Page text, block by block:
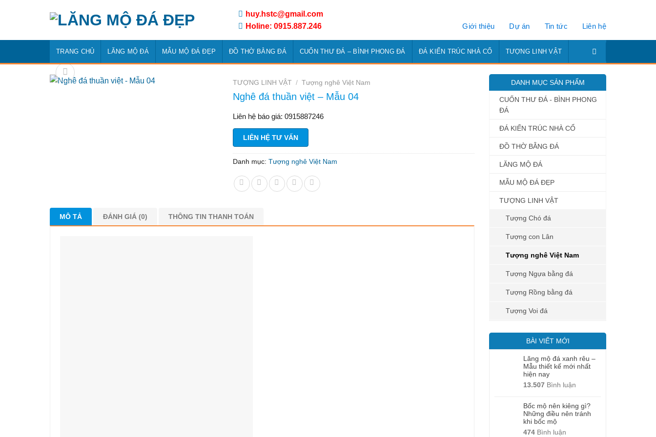
dung
huy.hstc@gmail.com
Holine: 0915.887.246
Giới thiệu Dự án Tin tức Liên hệ
TRANG CHỦ LĂNG MỘ ĐÁ MẪU MỘ ĐÁ ĐẸP ĐỒ THỜ BẰNG ĐÁ CUỐN THƯ ĐÁ – BÌNH PHONG ĐÁ ĐÁ KIẾN TRÚC NHÀ CỔ TƯỢNG LINH VẬT
DANH MỤC SẢN PHẨM
CUỐN THƯ ĐÁ - BÌNH PHONG
ĐÁ
ĐÁ KIẾN TRÚC NHÀ CỔ
ĐỒ THỜ BẰNG ĐÁ
LĂNG MỘ ĐÁ
MẪU MỘ ĐÁ ĐẸP
TƯỢNG LINH VẬT
Tượng Chó đá
Tượng con Lân
Tượng nghê Việt Nam
Tượng Ngựa bằng đá
Tượng Rồng bằng đá
Tượng Voi đá
BÀI VIẾT MỚI
Lăng mộ đá xanh rêu –
Mẫu thiết kế mới nhất
hiện nay
13.507 Bình luận
Bốc mộ nên kiêng gì?
Những điều nên tránh
khi bốc mộ
474 Bình luận
TƯỢNG LINH VẬT / Tượng nghê Việt Nam
Nghê đá thuần việt – Mẫu 04
Liên hệ báo giá: 0915887246
LIÊN HỆ TƯ VẤN
Danh mục: Tượng nghê Việt Nam
MÔ TẢ ĐÁNH GIÁ (0) THÔNG TIN THANH TOÁN